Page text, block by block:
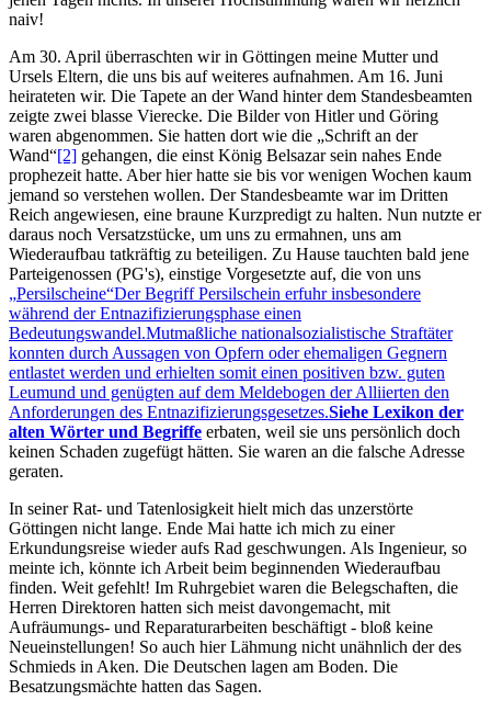
naiv!
Am 30. April überraschten wir in Göttingen meine Mutter und
Ursels Eltern, die uns bis auf weiteres aufnahmen. Am 16. Juni
heirateten wir. Die Tapete an der Wand hinter dem Standesbeamten
zeigte zwei blasse Vierecke. Die Bilder von Hitler und Göring
waren abgenommen. Sie hatten dort wie die
Schrift an der
Wand [2] gehangen, die einst König Belsazar sein nahes Ende
prophezeit hatte. Aber hier hatte sie bis vor wenigen Wochen kaum
jemand so verstehen wollen. Der Standesbeamte war im Dritten
Reich angewiesen, eine braune Kurzpredigt zu halten. Nun nutzte er
daraus noch Versatzstücke, um uns zu ermahnen, uns am
Wiederaufbau tatkräftig zu beteiligen. Zu Hause tauchten bald jene
Parteigenossen (PG's), einstige Vorgesetzte auf, die von uns
Persilscheine Der Begriff Persilschein erfuhr insbesondere
während der Entnazifizierungsphase einen
Bedeutungswandel.Mutmaßliche nationalsozialistische Straftäter
konnten durch Aussagen von Opfern oder ehemaligen Gegnern
entlastet werden und erhielten somit einen positiven bzw. guten
Leumund und genügten auf dem Meldebogen der Alliierten den
Anforderungen des Entnazifizierungsgesetzes.Siehe Lexikon der
alten Wörter und Begriffe erbaten, weil sie uns persönlich doch
keinen Schaden zugefügt hätten. Sie waren an die falsche Adresse
geraten.
In seiner Rat- und Tatenlosigkeit hielt mich das unzerstörte
Göttingen nicht lange. Ende Mai hatte ich mich zu einer
Erkundungsreise wieder aufs Rad geschwungen. Als Ingenieur, so
meinte ich, könnte ich Arbeit beim beginnenden Wiederaufbau
finden. Weit gefehlt! Im Ruhrgebiet waren die Belegschaften, die
Herren Direktoren hatten sich meist davongemacht, mit
Aufräumungs- und Reparaturarbeiten beschäftigt - bloß keine
Neueinstellungen! So auch hier Lähmung nicht unähnlich der des
Schmieds in Aken. Die Deutschen lagen am Boden. Die
Besatzungsmächte hatten das Sagen.